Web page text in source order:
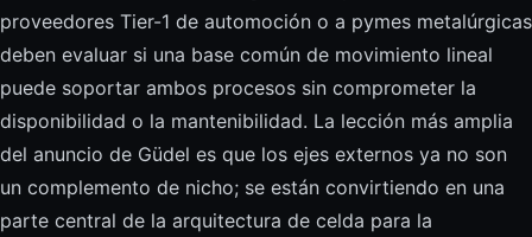
proveedores Tier-1 de automoción o a pymes metalúrgicas
deben evaluar si una base común de movimiento lineal
puede soportar ambos procesos sin comprometer la
disponibilidad o la mantenibilidad. La lección más amplia
del anuncio de Güdel es que los ejes externos ya no son
un complemento de nicho; se están convirtiendo en una
parte central de la arquitectura de celda para la